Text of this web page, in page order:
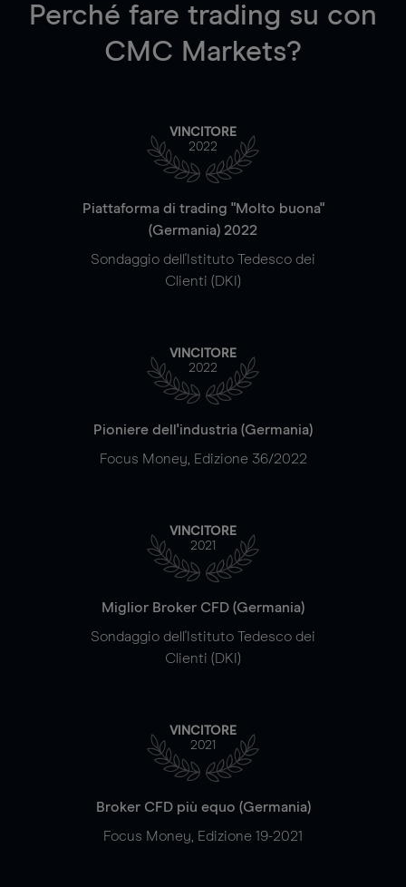
Perché fare trading su con
CMC Markets?
VINCITORE
2022
Piattaforma di trading "Molto buona"
(Germania) 2022
Sondaggio dell'Istituto Tedesco dei
Clienti (DKI)
VINCITORE
2022
Pioniere dell'industria (Germania)
Focus Money, Edizione 36/2022
VINCITORE
2021
Miglior Broker CFD (Germania)
Sondaggio dell'Istituto Tedesco dei
Clienti (DKI)
VINCITORE
2021
Broker CFD più equo (Germania)
Focus Money, Edizione 19-2021